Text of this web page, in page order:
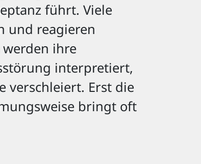
führt. Viele
und reagieren
ihre
interpretiert,
verschleiert. Erst die
bringt oft